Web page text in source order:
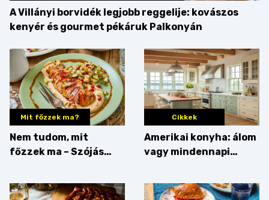
A Villányi borvidék legjobb reggelije: kovászos
kenyér és gourmet pékáruk Palkonyán
Mit főzzek ma?
Nem tudom, mit
főzzek ma – Szójás
Cikkek
Amerikai konyha: álom
vagy mindennapi
az érveket